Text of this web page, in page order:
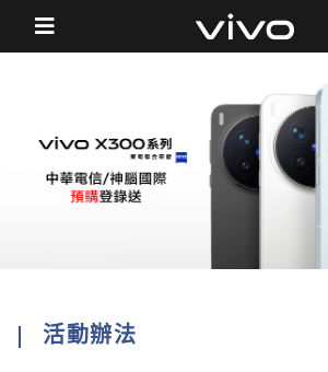
活動辦法